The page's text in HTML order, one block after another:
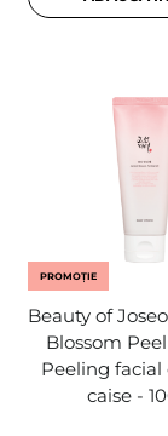
PROMOȚIE
Beauty of
Blossom
Peeling facial
caise -